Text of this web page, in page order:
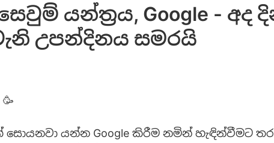
යන්ත්‍රය, Google - අද
උපන්දිනය සමරයි
🥳
යන්න Google කිරීම නමින් හැඳින්වීමට